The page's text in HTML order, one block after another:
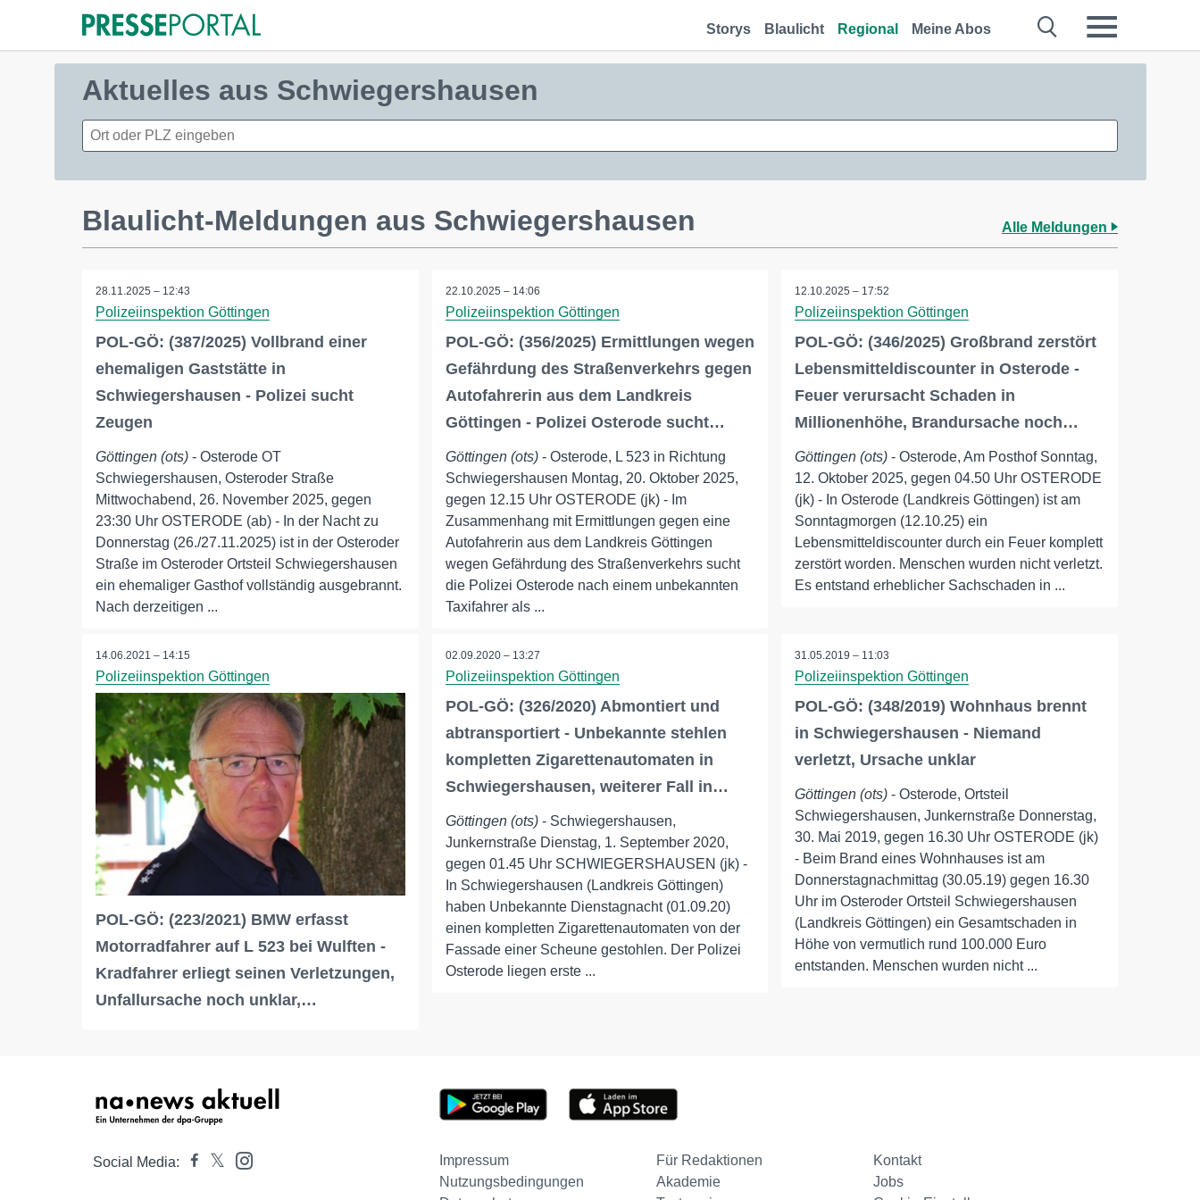
Storys Blaulicht Regional Meine Abos
Aktuelles aus Schwiegershausen
Blaulicht-Meldungen aus Schwiegershausen Alle Meldungen
28.11.2025 – 12:43
Polizeiinspektion Göttingen
POL-GÖ: (387/2025) Vollbrand einer
ehemaligen Gaststätte in
Schwiegershausen - Polizei sucht
Zeugen
Göttingen (ots) - Osterode OT
Schwiegershausen, Osteroder Straße
Mittwochabend, 26. November 2025, gegen
23:30 Uhr OSTERODE (ab) - In der Nacht zu
Donnerstag (26./27.11.2025) ist in der Osteroder
Straße im Osteroder Ortsteil Schwiegershausen
ein ehemaliger Gasthof vollständig ausgebrannt.
Nach derzeitigen ...
22.10.2025 – 14:06
Polizeiinspektion Göttingen
POL-GÖ: (356/2025) Ermittlungen wegen
Gefährdung des Straßenverkehrs gegen
Autofahrerin aus dem Landkreis
Göttingen - Polizei Osterode sucht…
Göttingen (ots)- Osterode, L 523 in Richtung
Schwiegershausen Montag, 20. Oktober 2025,
gegen 12.15 Uhr OSTERODE (jk) - Im
Zusammenhang mit Ermittlungen gegen eine
Autofahrerin aus dem Landkreis Göttingen
wegen Gefährdung des Straßenverkehrs sucht
die Polizei Osterode nach einem unbekannten
Taxifahrer als ...
12.10.2025 – 17:52
Polizeiinspektion Göttingen
POL-GÖ: (346/2025) Großbrand zerstört
Lebensmitteldiscounter in Osterode -
Feuer verursacht Schaden in
Millionenhöhe, Brandursache noch…
Göttingen (ots) - Osterode, Am Posthof Sonntag,
12. Oktober 2025, gegen 04.50 Uhr OSTERODE
(jk) - In Osterode (Landkreis Göttingen) ist am
Sonntagmorgen (12.10.25) ein
Lebensmitteldiscounter durch ein Feuer komplett
zerstört worden. Menschen wurden nicht verletzt.
Es entstand erheblicher Sachschaden in ...
14.06.2021 – 14:15
Polizeiinspektion Göttingen
POL-GÖ: (223/2021) BMW erfasst
Motorradfahrer auf L 523 bei Wulften -
Kradfahrer erliegt seinen Verletzungen,
Unfallursache noch unklar,…
02.09.2020 – 13:27
Polizeiinspektion Göttingen
POL-GÖ: (326/2020) Abmontiert und
abtransportiert - Unbekannte stehlen
kompletten Zigarettenautomaten in
Schwiegershausen, weiterer Fall in…
Göttingen (ots)- Schwiegershausen,
Junkernstraße Dienstag, 1. September 2020,
gegen 01.45 Uhr SCHWIEGERSHAUSEN (jk) -
In Schwiegershausen (Landkreis Göttingen)
haben Unbekannte Dienstagnacht (01.09.20)
einen kompletten Zigarettenautomaten von der
Fassade einer Scheune gestohlen. Der Polizei
Osterode liegen erste ...
31.05.2019 – 11:03
Polizeiinspektion Göttingen
POL-GÖ: (348/2019) Wohnhaus brennt
in Schwiegershausen - Niemand
verletzt, Ursache unklar
Göttingen (ots) - Osterode, Ortsteil
Schwiegershausen, Junkernstraße Donnerstag,
30. Mai 2019, gegen 16.30 Uhr OSTERODE (jk)
- Beim Brand eines Wohnhauses ist am
Donnerstagnachmittag (30.05.19) gegen 16.30
Uhr im Osteroder Ortsteil Schwiegershausen
(Landkreis Göttingen) ein Gesamtschaden in
Höhe von vermutlich rund 100.000 Euro
entstanden. Menschen wurden nicht ...
Social Media: Impressum Für Redaktionen
Kontakt
Nutzungsbedingungen
Akademie
Jobs